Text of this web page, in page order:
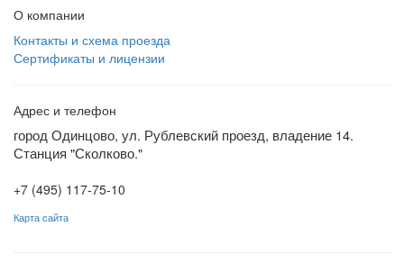
О компании
Контакты и схема проезда
Сертификаты и лицензии
Адрес и телефон
город Одинцово, ул. Рублевский проезд, владение 14.
Станция "Сколково."
+7 (495) 117-75-10
Карта сайта